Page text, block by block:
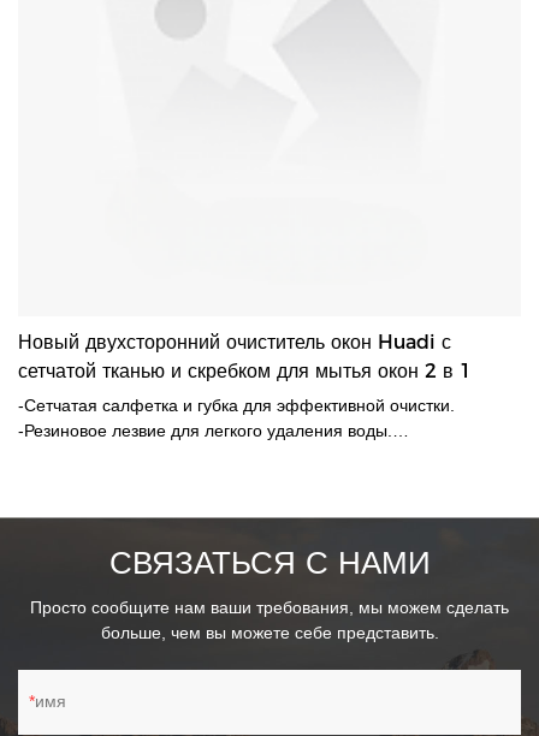
Новый двухсторонний очиститель окон Huadi с
сетчатой ​​тканью и скребком для мытья окон 2 в 1
-Сетчатая салфетка и губка для эффективной очистки.
-Резиновое лезвие для легкого удаления воды.
СВЯЗАТЬСЯ С НАМИ
Просто сообщите нам ваши требования, мы можем сделать
больше, чем вы можете себе представить.
имя